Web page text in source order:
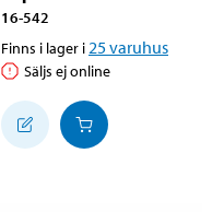
16-542
Finns i lager i 25varuhus
Säljs ej online